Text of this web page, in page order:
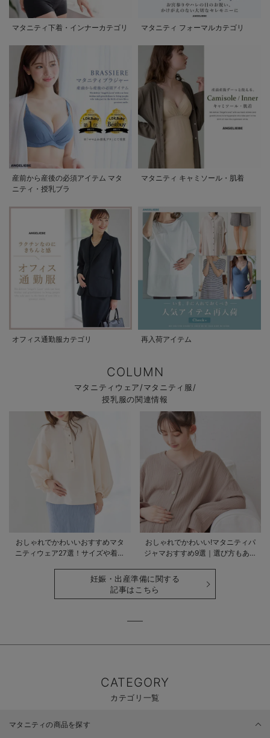
マタニティ下着・インナーカテゴリ マタニティ フォーマルカテゴリ
産前から産後の必須アイテム マタ
ニティ・授乳ブラ
マタニティ キャミソール・肌着
オフィス通勤服カテゴリ 再入荷アイテム
COLUMN
マタニティウェア/マタニティ服/
授乳服の関連情報
おしゃれでかわいいおすすめマタ
ニティウェア27選！サイズや着る
おしゃれでかわいい!マタニティパ
ジャマおすすめ9選｜選び方もあわ
妊娠・出産準備に関する
記事はこちら
CATEGORY
カテゴリ一覧
マタニティの商品を探す